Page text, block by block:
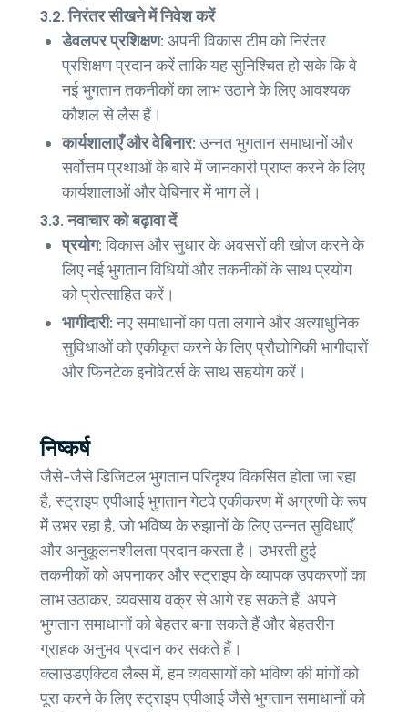
3.2. निरंतर सीखने में निवेश करें
डेवलपर प्रशिक्षण: अपनी विकास टीम को निरंतर
प्रशिक्षण प्रदान करें ताकि यह सुनिश्चित हो सके कि वे
नई भुगतान तकनीकों का लाभ उठाने के लिए आवश्यक
कौशल से लैस हैं।
कार्यशालाएँ और वेबिनार:उन्नत भुगतान समाधानों और
सर्वोत्तम प्रथाओं के बारे में जानकारी प्राप्त करने के लिए
कार्यशालाओं और वेबिनार में भाग लें।
3.3. नवाचार को बढ़ावा दें
प्रयोग:विकास और सुधार के अवसरों की खोज करने के
लिए नई भुगतान विधियों और तकनीकों के साथ प्रयोग
को प्रोत्साहित करें।
भागीदारी:नए समाधानों का पता लगाने और अत्याधुनिक
सुविधाओं को एकीकृत करने के लिए प्रौद्योगिकी भागीदारों
और फिनटेक इनोवेटर्स के साथ सहयोग करें।
निष्कर्ष
जैसे-जैसे डिजिटल भुगतान परिदृश्य विकसित होता जा रहा
है, स्ट्राइप एपीआई भुगतान गेटवे एकीकरण में अग्रणी के रूप
में उभर रहा है, जो भविष्य के रुझानों के लिए उन्नत सुविधाएँ
और अनुकूलनशीलता प्रदान करता है। उभरती हुई
तकनीकों को अपनाकर और स्ट्राइप के व्यापक उपकरणों का
लाभ उठाकर, व्यवसाय वक्र से आगे रह सकते हैं, अपने
भुगतान समाधानों को बेहतर बना सकते हैं और बेहतरीन
ग्राहक अनुभव प्रदान कर सकते हैं।
क्लाउडएक्टिव लैब्स में, हम व्यवसायों को भविष्य की मांगों को
पूरा करने के लिए स्ट्राइप एपीआई जैसे भुगतान समाधानों को